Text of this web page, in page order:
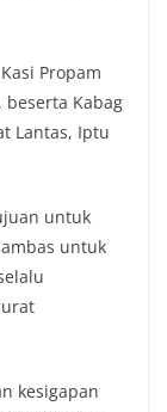
Propam
beserta Kabag
Lantas, Iptu
untuk
untuk
kesigapan